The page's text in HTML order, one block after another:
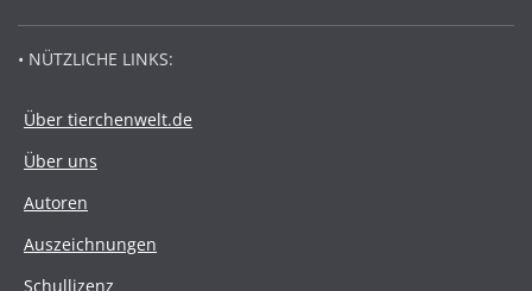
• NÜTZLICHE LINKS:
Über tierchenwelt.de
Über uns
Autoren
Auszeichnungen
Schullizenz